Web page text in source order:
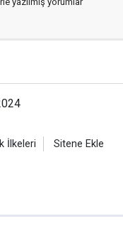
İlkeleri Sitene Ekle